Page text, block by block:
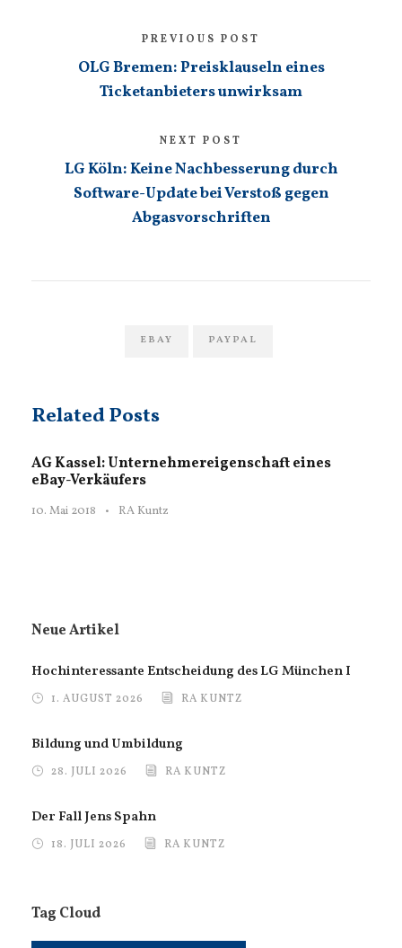
PREVIOUS POST
OLG Bremen: Preisklauseln eines
Ticketanbieters unwirksam
NEXT POST
LG Köln: Keine Nachbesserung durch
Software-Update bei Verstoß gegen
Abgasvorschriften
EBAY PAYPAL
Related Posts
AG Kassel: Unternehmereigenschaft eines
eBay-Verkäufers
10. Mai 2018 • RA Kuntz
Neue Artikel
Hochinteressante Entscheidung des LG München I
1. AUGUST 2026 RA KUNTZ
Bildung und Umbildung
28. JULI 2026 RA KUNTZ
Der Fall Jens Spahn
18. JULI 2026 RA KUNTZ
Tag Cloud